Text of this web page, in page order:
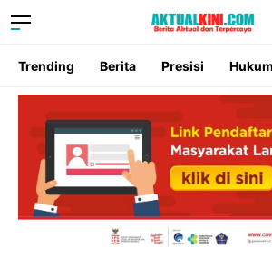
Trending Berita Presisi Hukum